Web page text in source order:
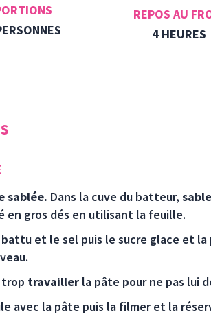
REPOS AU
4 HEURES
sablée. Dans la cuve du batteur,
en gros dés en utilisant la feuille.
et le sel puis le sucre glace et la
trop travaillerla pâte pour ne pas lui
avec la pâte puis la filmer et la